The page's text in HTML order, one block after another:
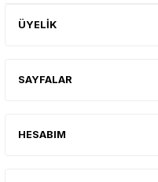
ÜYELİK
SAYFALAR
HESABIM